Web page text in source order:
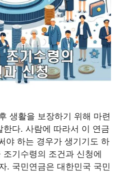
생활을 보장하기 위해 마련
다. 사람에 따라서 이 연금
야 하는 경우가 생기기도 하
기수령의 조건과 신청에
. 국민연금은 대한민국 국민